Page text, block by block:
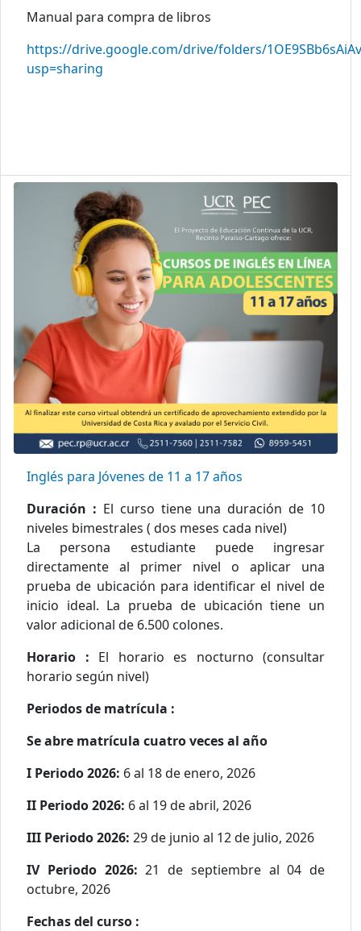
Manual para compra de libros
https://drive.google.com/drive/folders/
usp=sharing
Inglés para Jóvenes de 11 a 17 años
Duración : El curso tiene una duración de 10
niveles bimestrales ( dos meses cada nivel)
La persona estudiante puede ingresar
directamente al primer nivel o aplicar una
prueba de ubicación para identificar el nivel de
inicio ideal. La prueba de ubicación tiene un
valor adicional de 6.500 colones.
Horario : El horario es nocturno (consultar
horario según nivel)
Periodos de matrícula :
Se abre matrícula cuatro veces al año
I Periodo 2026: 6 al 18 de enero, 2026
II Periodo 2026: 6 al 19 de abril, 2026
III Periodo 2026: 29 de junio al 12 de julio, 2026
IV Periodo 2026:21 de septiembre al 04 de
octubre, 2026
Fechas del curso :